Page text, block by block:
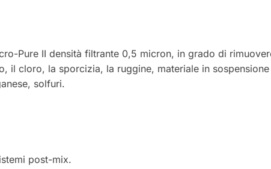
Pure II densità filtrante 0,5 micron, in grado di
il cloro, la sporcizia, la ruggine, materiale in
solfuri.
post-mix.